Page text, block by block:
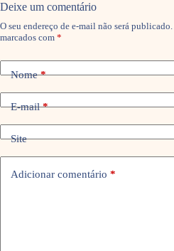
Deixe um comentário
O seu endereço de e-mail não será publicado.
marcados com *
Nome*
E-mail*
Site
Adicionar comentário *